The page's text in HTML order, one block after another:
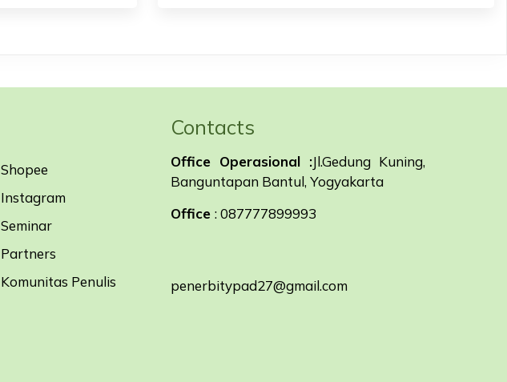
Shopee
Instagram
Seminar
Partners
Komunitas Penulis
Contacts
Office Operasional :Jl.Gedung Kuning,
Banguntapan Bantul, Yogyakarta
Office: 087777899993
penerbitypad27@gmail.com